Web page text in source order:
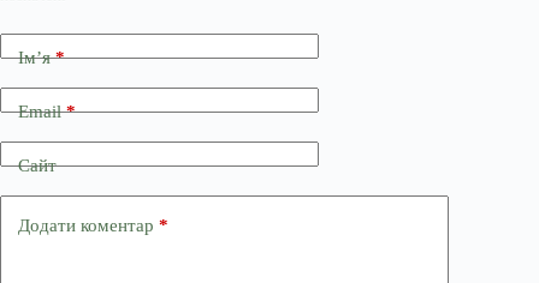
Ім’я*
Email*
Сайт
Додати коментар *